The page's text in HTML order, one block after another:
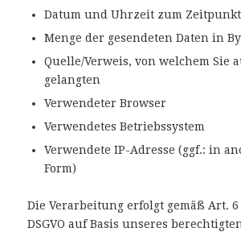
Datum und Uhrzeit zum
Menge der gesendeten Daten in
Quelle/Verweis, von welchem Sie
gelangten
Verwendeter Browser
Verwendetes Betriebssystem
Verwendete IP-Adresse (ggf.: in
Form)
Die Verarbeitung erfolgt gemäß Art.
DSGVO auf Basis unseres